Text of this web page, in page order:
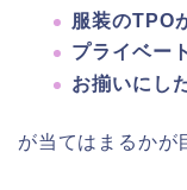
服装のTPO
プライベー
お揃いにし
が当てはまるかが